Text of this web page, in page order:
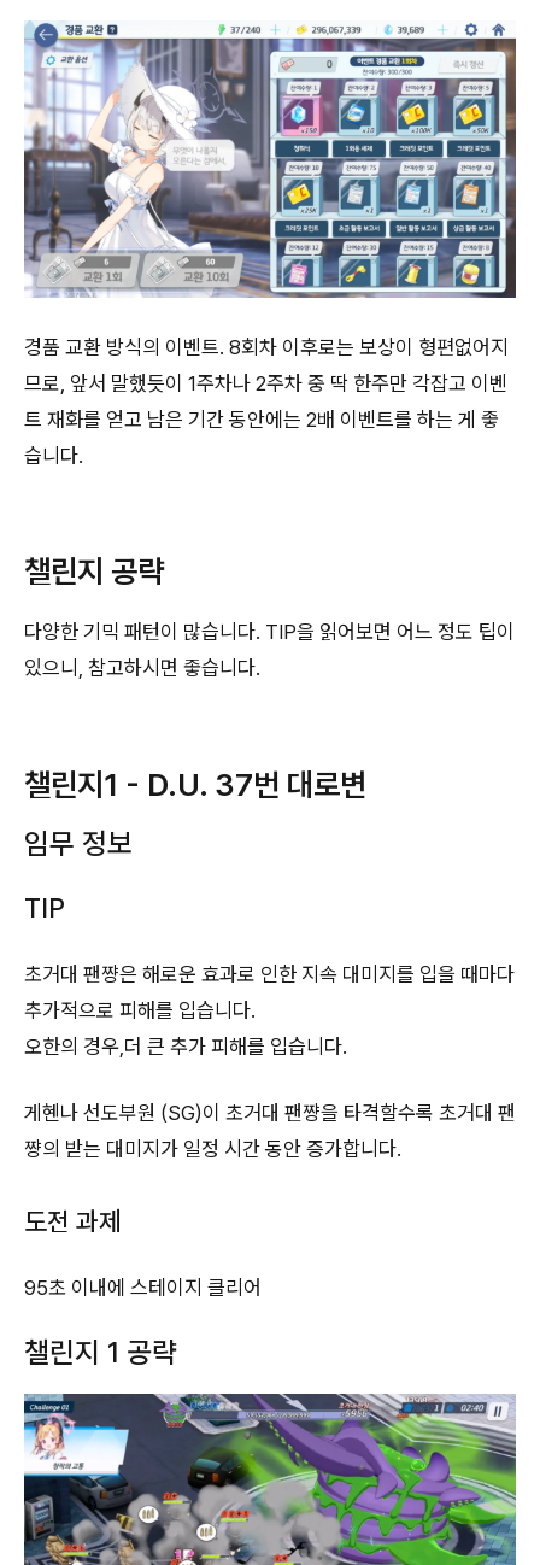
경품 교환 방식의 이벤트. 8회차 이후로는 보상이 형편없어지
므로, 앞서 말했듯이 1주차나 2주차 중 딱 한주만 각잡고 이벤
트 재화를 얻고 남은 기간 동안에는 2배 이벤트를 하는 게 좋
습니다.
챌린지 공략
다양한 기믹 패턴이 많습니다. TIP을 읽어보면 어느 정도 팁이
있으니, 참고하시면 좋습니다.
챌린지1 - D.U. 37번 대로변
임무 정보
TIP
초거대 팬쨩은 해로운 효과로 인한 지속 대미지를 입을 때마다
추가적으로 피해를 입습니다.
오한의 경우,더 큰 추가 피해를 입습니다.
게혠나 선도부원 (SG)이 초거대 팬쨩을 타격할수록 초거대 팬
쨩의 받는 대미지가 일정 시간 동안 증가합니다.
도전 과제
95초 이내에 스테이지 클리어
챌린지 1 공략